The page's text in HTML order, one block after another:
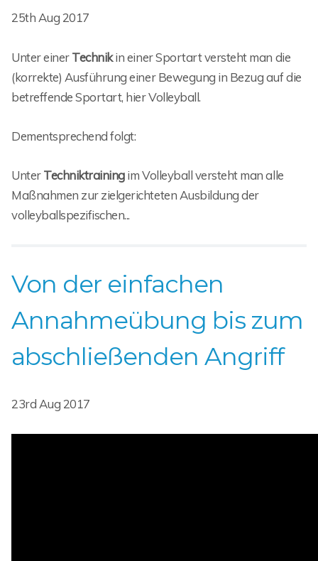
25th Aug 2017
Unter einerTechnikin einer Sportart versteht man die
(korrekte) Ausführung einer Bewegung in Bezug auf die
betreffende Sportart, hier Volleyball.
Dementsprechend folgt:
UnterTechniktrainingim Volleyball versteht man alle
Maßnahmen zur zielgerichteten Ausbildung der
volleyballspezifischen...
Von der einfachen
Annahmeübung bis zum
abschließenden Angriff
23rd Aug 2017